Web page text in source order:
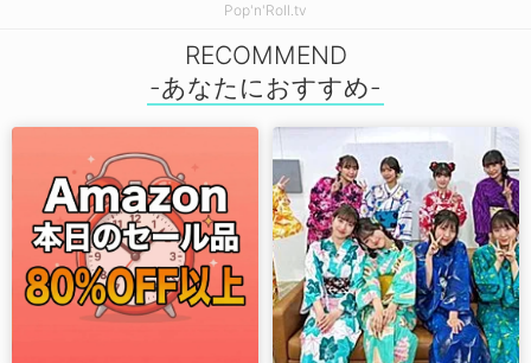
Pop'n'Roll.tv
RECOMMEND